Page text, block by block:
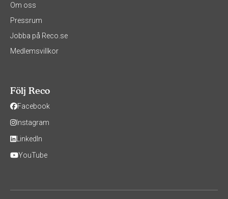
Om oss
Pressrum
Jobba på Reco.se
Medlemsvillkor
Följ Reco
Facebook
Instagram
LinkedIn
YouTube